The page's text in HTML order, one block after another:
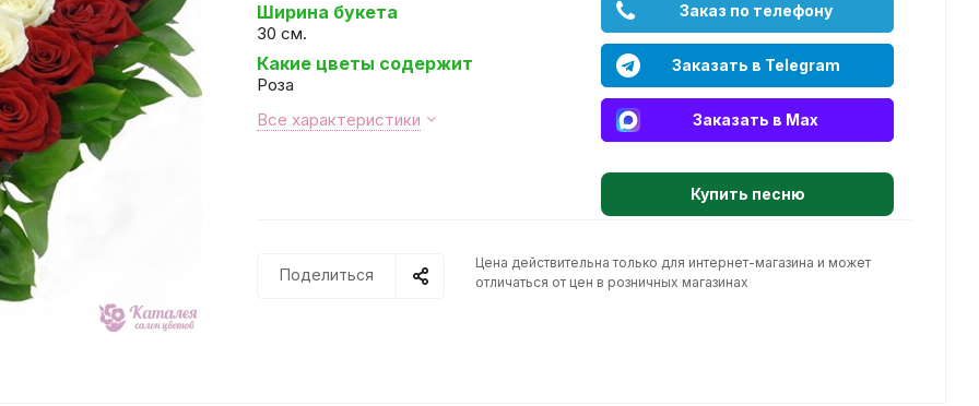
Ширина букета
30 см.
Какие цветы содержит
Роза
Все характеристики
Заказ по телефону
Заказать в Telegram
Заказать в Max
Купить песню
Поделиться
Цена действительна только для интернет-магазина и может
отличаться от цен в розничных магазинах